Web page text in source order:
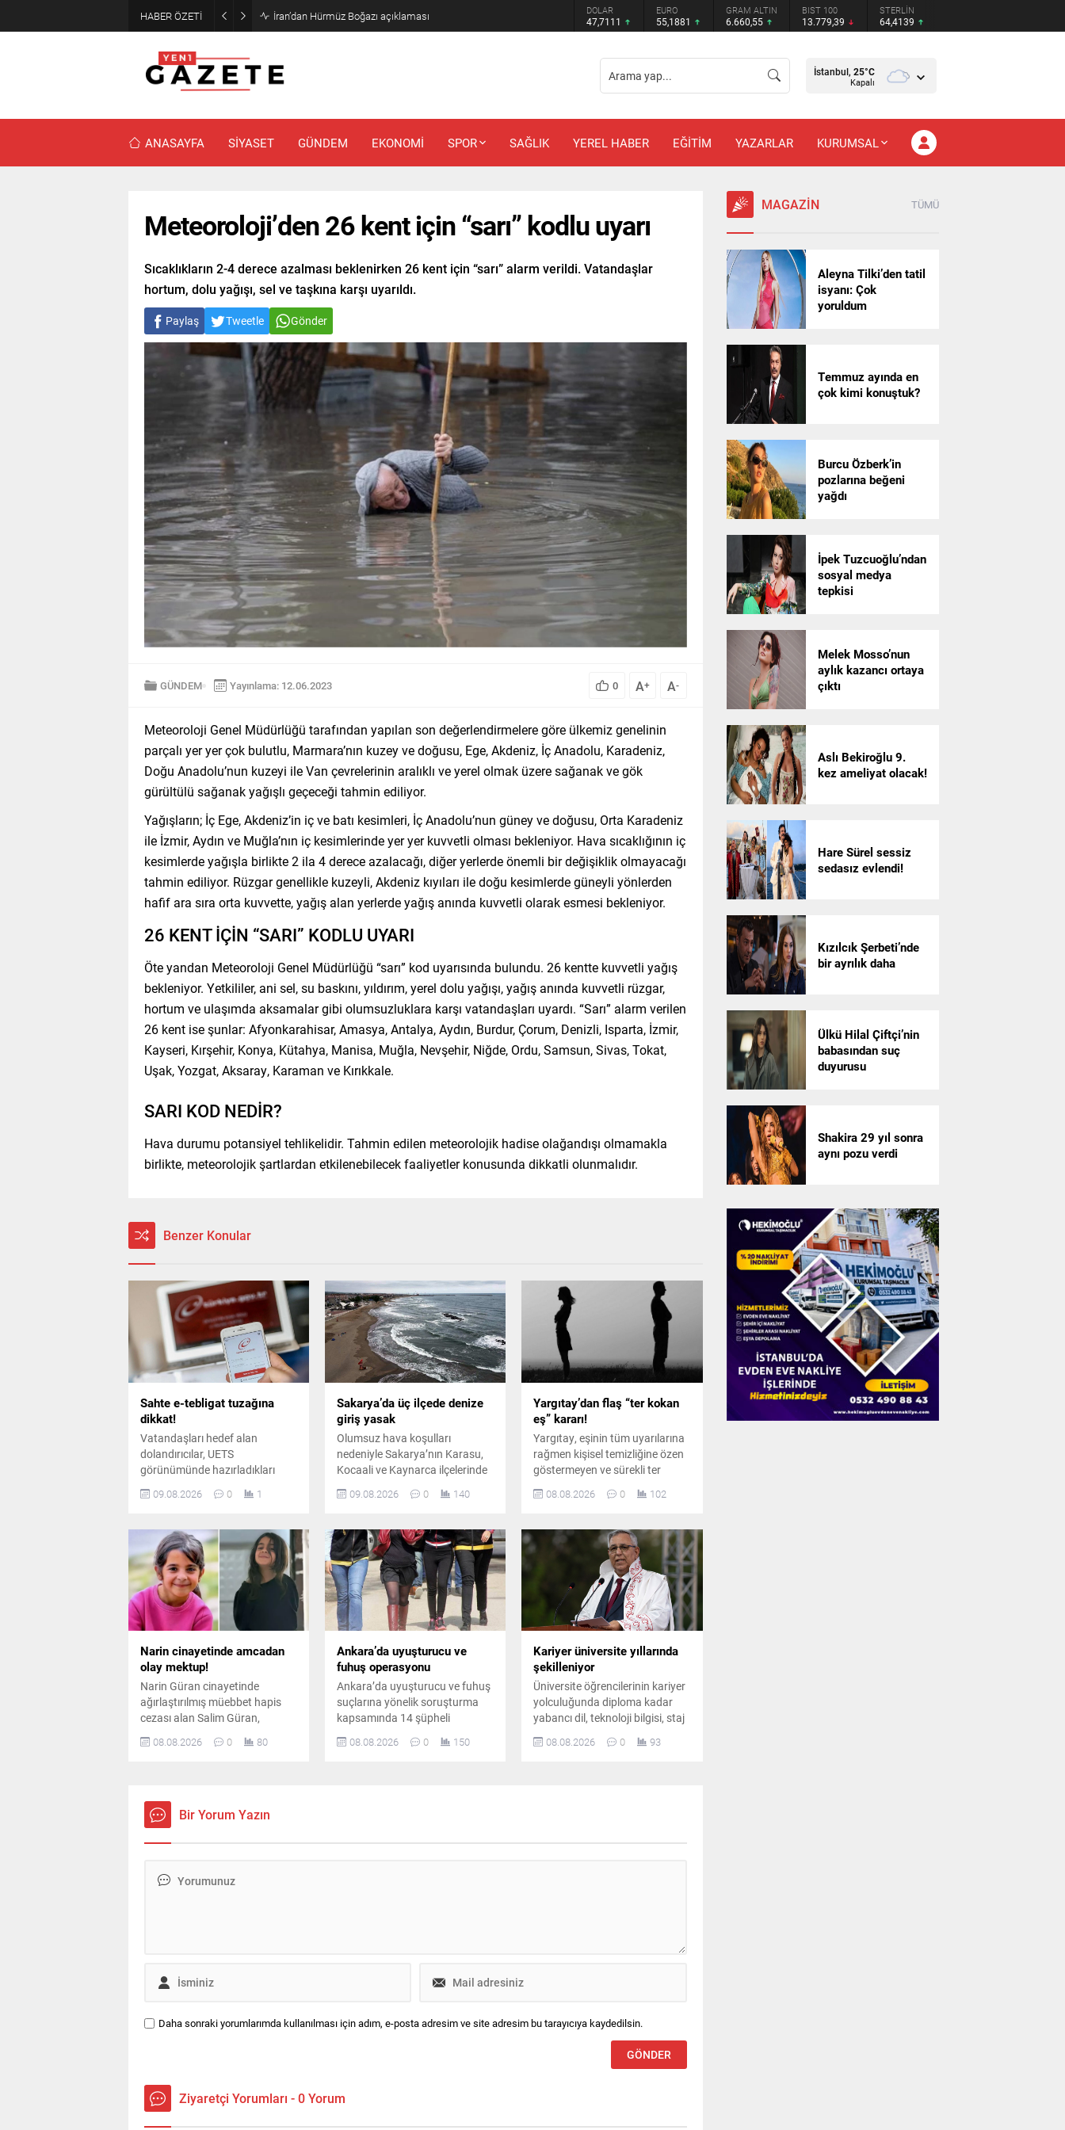
HABER ÖZETİ Öğrenci affı yürürlüğe girdi! DOLAR
47,7111
EURO
55,1881
GRAM ALTIN
6.660,55
BIST 100
13.779,39
STERLİN
64,4139
İstanbul, 25°C
Kapalı
ANASAYFA SİYASET GÜNDEM EKONOMİ SPOR SAĞLIK YEREL HABER EĞİTİM YAZARLAR KURUMSAL
Meteoroloji’den 26 kent için “sarı” kodlu uyarı
Sıcaklıkların 2-4 derece azalması beklenirken 26 kent için “sarı” alarm verildi. Vatandaşlar
hortum, dolu yağışı, sel ve taşkına karşı uyarıldı.
Paylaş Tweetle Gönder
GÜNDEM Yayınlama: 12.06.2023 0 A+ A-
Meteoroloji Genel Müdürlüğü tarafından yapılan son değerlendirmelere göre ülkemiz genelinin
parçalı yer yer çok bulutlu, Marmara’nın kuzey ve doğusu, Ege, Akdeniz, İç Anadolu, Karadeniz,
Doğu Anadolu’nun kuzeyi ile Van çevrelerinin aralıklı ve yerel olmak üzere sağanak ve gök
gürültülü sağanak yağışlı geçeceği tahmin ediliyor.
Yağışların; İç Ege, Akdeniz’in iç ve batı kesimleri, İç Anadolu’nun güney ve doğusu, Orta Karadeniz
ile İzmir, Aydın ve Muğla’nın iç kesimlerinde yer yer kuvvetli olması bekleniyor. Hava sıcaklığının iç
kesimlerde yağışla birlikte 2 ila 4 derece azalacağı, diğer yerlerde önemli bir değişiklik olmayacağı
tahmin ediliyor. Rüzgar genellikle kuzeyli, Akdeniz kıyıları ile doğu kesimlerde güneyli yönlerden
hafif ara sıra orta kuvvette, yağış alan yerlerde yağış anında kuvvetli olarak esmesi bekleniyor.
26 KENT İÇİN “SARI” KODLU UYARI
Öte yandan Meteoroloji Genel Müdürlüğü “sarı” kod uyarısında bulundu. 26 kentte kuvvetli yağış
bekleniyor. Yetkililer, ani sel, su baskını, yıldırım, yerel dolu yağışı, yağış anında kuvvetli rüzgar,
hortum ve ulaşımda aksamalar gibi olumsuzluklara karşı vatandaşları uyardı. “Sarı” alarm verilen
26 kent ise şunlar: Afyonkarahisar, Amasya, Antalya, Aydın, Burdur, Çorum, Denizli, Isparta, İzmir,
Kayseri, Kırşehir, Konya, Kütahya, Manisa, Muğla, Nevşehir, Niğde, Ordu, Samsun, Sivas, Tokat,
Uşak, Yozgat, Aksaray, Karaman ve Kırıkkale.
SARI KOD NEDİR?
Hava durumu potansiyel tehlikelidir. Tahmin edilen meteorolojik hadise olağandışı olmamakla
birlikte, meteorolojik şartlardan etkilenebilecek faaliyetler konusunda dikkatli olunmalıdır.
Benzer Konular
Sahte e-tebligat tuzağına
dikkat!
Vatandaşları hedef alan
dolandırıcılar, UETS
görünümünde hazırladıkları
bilgilerini ele geçirmeye çalışıyor.
karşı uyarıyor.
09.08.2026 0 1
Sakarya’da üç ilçede denize
giriş yasak
Olumsuz hava koşulları
nedeniyle Sakarya’nın Karasu,
Kocaali ve Kaynarca ilçelerinde
Yetkililer, vatandaşları denize
09.08.2026 0 140
Yargıtay’dan flaş “ter kokan
eş” kararı!
Yargıtay, eşinin tüm uyarılarına
rağmen kişisel temizliğine özen
göstermeyen ve sürekli ter
boşanma davasında tam
boşanmasına karar verildi.
08.08.2026 0 102
Narin cinayetinde amcadan
olay mektup!
Narin Güran cinayetinde
ağırlaştırılmış müebbet hapis
cezası alan Salim Güran,
cezaevinden yazdığı mektupta
suçsuz olduğunu savundu.
08.08.2026 0 80
Ankara’da uyuşturucu ve
fuhuş operasyonu
Ankara’da uyuşturucu ve fuhuş
suçlarına yönelik soruşturma
kapsamında 14 şüpheli
hakkında gözaltı kararı verildi.
Düzenlenen operasyonda 8
08.08.2026 0 150
Kariyer üniversite yıllarında
şekilleniyor
Üniversite öğrencilerinin kariyer
yolculuğunda diploma kadar
yabancı dil, teknoloji bilgisi, staj
ve uygulamalı deneyimin de
belirleyici olduğunu belirten
08.08.2026 0 93
Bir Yorum Yazın
Daha sonraki yorumlarımda kullanılması için adım, e-posta adresim ve site adresim bu tarayıcıya kaydedilsin.
Ziyaretçi Yorumları - 0 Yorum
MAGAZİN TÜMÜ
Aleyna Tilki’den tatil
isyanı: Çok
yoruldum
Temmuz ayında en
çok kimi konuştuk?
Burcu Özberk’in
pozlarına beğeni
yağdı
İpek Tuzcuoğlu’ndan
sosyal medya
tepkisi
Melek Mosso’nun
aylık kazancı ortaya
çıktı
Aslı Bekiroğlu 9.
kez ameliyat olacak!
Hare Sürel sessiz
sedasız evlendi!
Kızılcık Şerbeti’nde
bir ayrılık daha
Ülkü Hilal Çiftçi’nin
babasından suç
duyurusu
Shakira 29 yıl sonra
aynı pozu verdi